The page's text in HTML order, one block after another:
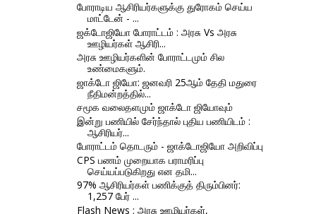
போராடிய ஆசிரியர்களுக்கு துரோகம் செய்ய
மாட்டேன் - ...
ஜக்டோஜியோ போராட்டம் : அரசு Vs அரசு
ஊழியர்கள் ஆசிரி...
அரசு ஊழியர்களின் போராட்டமும் சில
உண்மைகளும்.
ஜாக்டோ ஜியோ: ஜனவரி 25ஆம் தேதி மதுரை
நீதிமன்றத்தில்...
சமூக வலைதளமும் ஜாக்டோ ஜியோவும்
இன்று பணியில் சேர்ந்தால் புதிய பணியிடம் :
ஆசிரியர்...
போராட்டம் தொடரும் - ஜாக்டோஜியோ அறிவிப்பு
CPS பணம் முறையாக பராமரிப்பு
செய்யப்படுகிறது என தமி...
97% ஆசிரியர்கள் பணிக்குத் திரும்பினர்:
1,257 பேர் ...
Flash News : அரசு ஊழியர்கள்,